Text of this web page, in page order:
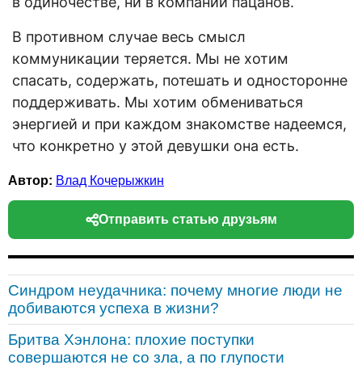
В противном случае весь смысл
коммуникации теряется. Мы не хотим
спасать, содержать, потешать и односторонне
поддерживать. Мы хотим обмениваться
энергией и при каждом знакомстве надеемся,
что конкретно у этой девушки она есть.
Автор: Влад Кочерыжкин
Отправить статью друзьям
Синдром неудачника: почему многие люди не
добиваются успеха в жизни?
Бритва Хэнлона: плохие поступки
совершаются не со зла, а по глупости